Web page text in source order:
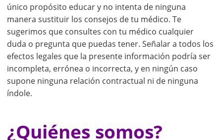
único propósito educar y no intenta de ninguna
manera sustituir los consejos de tu médico. Te
sugerimos que consultes con tu médico cualquier
duda o pregunta que puedas tener. Señalar a todos los
efectos legales que la presente información podría ser
incompleta, errónea o incorrecta, y en ningún caso
supone ninguna relación contractual ni de ninguna
índole.
¿Quiénes somos?